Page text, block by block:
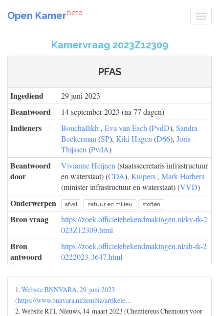
Open Kamerbeta
Kamervraag 2023Z12309
PFAS
Ingediend 29 juni 2023
Beantwoord 14 september 2023 (na 77 dagen)
Indieners Bouchallikh , Eva van Esch (PvdD), Sandra
Beckerman (SP), Kiki Hagen (D66), Joris
Thijssen (PvdA)
Beantwoord
door
Vivianne Heijnen (staatssecretaris infrastructuur
en waterstaat) (CDA), Kuipers , Mark Harbers
(minister infrastructuur en waterstaat) (VVD)
Onderwerpen afval natuur en milieu stoffen
Bron vraag
https://zoek.officielebekendmakingen.nl/kv-tk-2
023Z12309.html
Bron
antwoord
https://zoek.officielebekendmakingen.nl/ah-tk-2
0222023-3647.html
1.Website BNNVARA, 29 juni 2023
(https://www.bnnvara.nl/zembla/artikele…
2. Website RTL Nieuws, 14 maart 2023 (Chemiereus Chemours voor